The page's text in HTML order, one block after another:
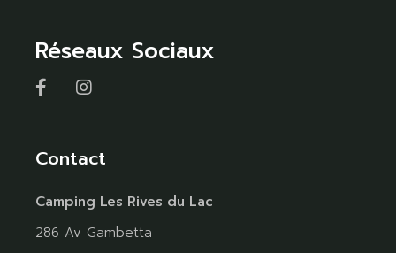
Réseaux Sociaux
Contact
Camping Les Rives du Lac
286 Av Gambetta